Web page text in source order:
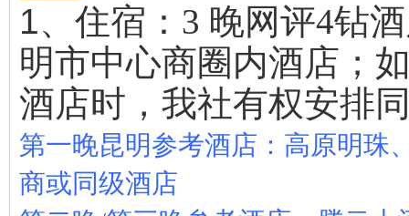
1、住宿： 3 晚网评4钻
明市中心商圈内酒店 ；
酒店时，我社有权安排
第一晚昆明参考酒店：高原明珠
商或同级酒店